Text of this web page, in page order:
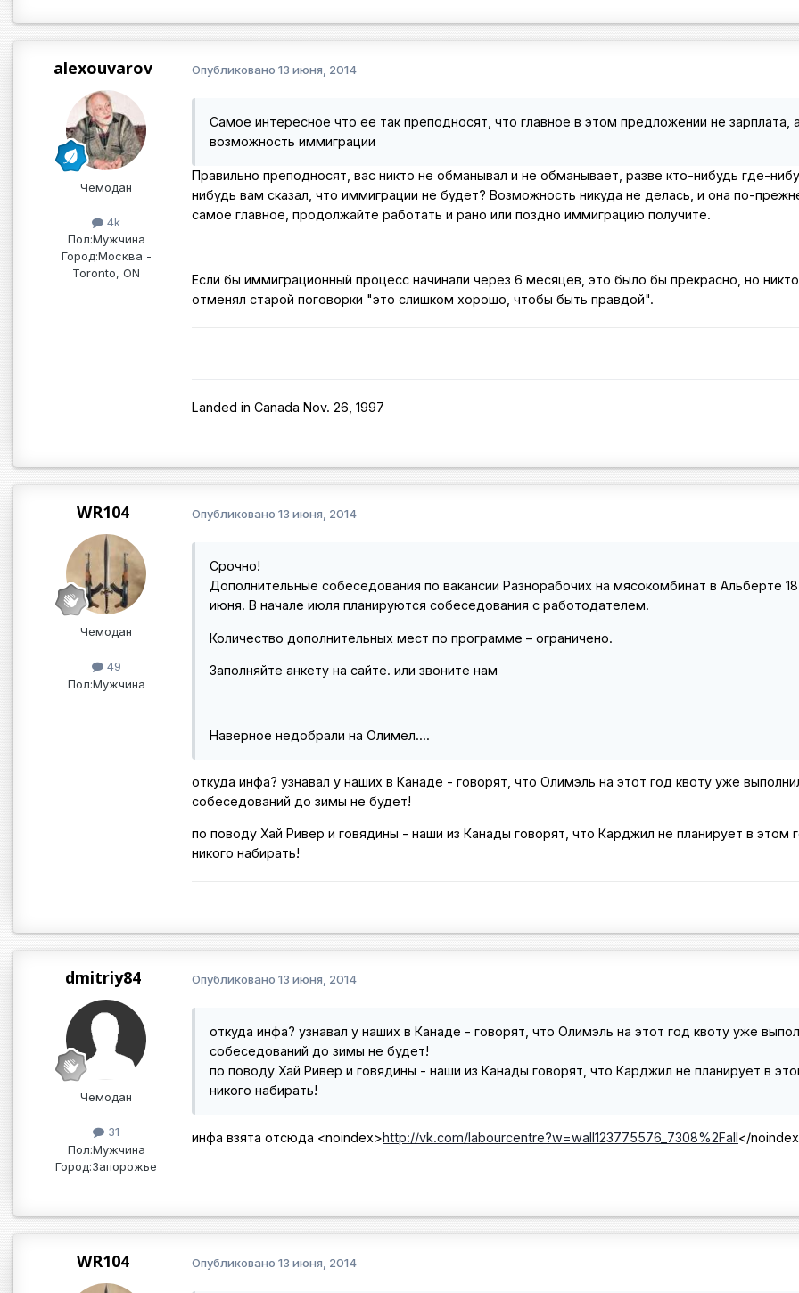
alexouvarov
Чемодан
4k
Пол:Мужчина
Город:Москва -
Toronto, ON
Опубликовано 13 июня, 2014
Самое интересное что ее так преподносят, что главное в этом предложении не зарплата,
возможность иммиграции
Правильно преподносят, вас никто не обманывал и не обманывает, разве кто-нибудь где-
нибудь вам сказал, что иммиграции не будет? Возможность никуда не делась, и она по-
самое главное, продолжайте работать и рано или поздно иммиграцию получите.
Если бы иммиграционный процесс начинали через 6 месяцев, это было бы прекрасно, но
отменял старой поговорки "это слишком хорошо, чтобы быть правдой".
Landed in Canada Nov. 26, 1997
WR104
Чемодан
49
Пол:Мужчина
Опубликовано 13 июня, 2014
Срочно!
Дополнительные собеседования по вакансии Разнорабочих на мясокомбинат в Альберте
июня. В начале июля планируются собеседования с работодателем.
Количество дополнительных меcт по программе – ограничено.
Заполняйте анкету на сайте. или звоните нам
Наверное недобрали на Олимел....
откуда инфа? узнавал у наших в Канаде - говорят, что Олимэль на этот год квоту уже
собеседований до зимы не будет!
по поводу Хай Ривер и говядины - наши из Канады говорят, что Карджил не планирует в этом
никого набирать!
dmitriy84
Чемодан
31
Пол:Мужчина
Город:Запорожье
Опубликовано 13 июня, 2014
откуда инфа? узнавал у наших в Канаде - говорят, что Олимэль на этот год квоту уже
собеседований до зимы не будет!
по поводу Хай Ривер и говядины - наши из Канады говорят, что Карджил не планирует в
никого набирать!
инфа взята отсюда <noindex>http://vk.com/labourcentre?w=wall123775576_7308%2Fall</
WR104 Опубликовано 13 июня, 2014